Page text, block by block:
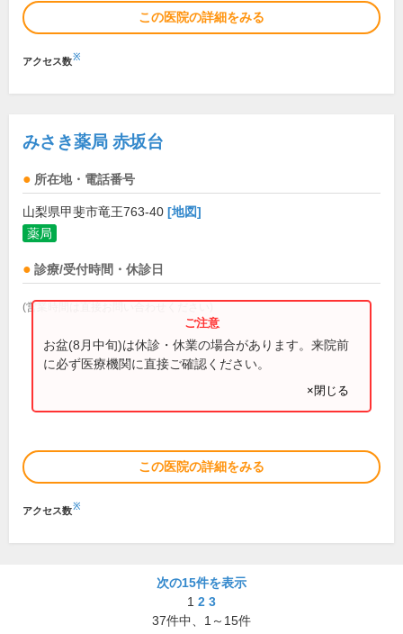
この医院の詳細をみる
アクセス数※
みさき薬局 赤坂台
所在地・電話番号
山梨県甲斐市竜王763-40 [地図]
薬局
診療/受付時間・休診日
(営業時間は直接お問い合わせください)
お盆(8月中旬)は休診・休業の場合があります。来院前
に必ず医療機関に直接ご確認ください。
×閉じる
この医院の詳細をみる
アクセス数※
次の15件を表示
1 2 3
37件中、 1～15件